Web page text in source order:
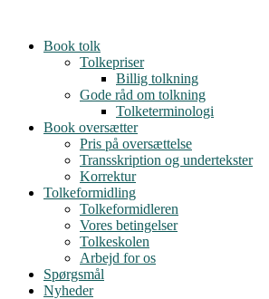
contentBook tolk
Tolkepriser
Billig tolkning
Gode råd om tolkning
Tolketerminologi
Book oversætter
Pris på oversættelse
Transskription og undertekster
Korrektur
Tolkeformidling
Tolkeformidleren
Vores betingelser
Tolkeskolen
Arbejd for os
Spørgsmål
Nyheder